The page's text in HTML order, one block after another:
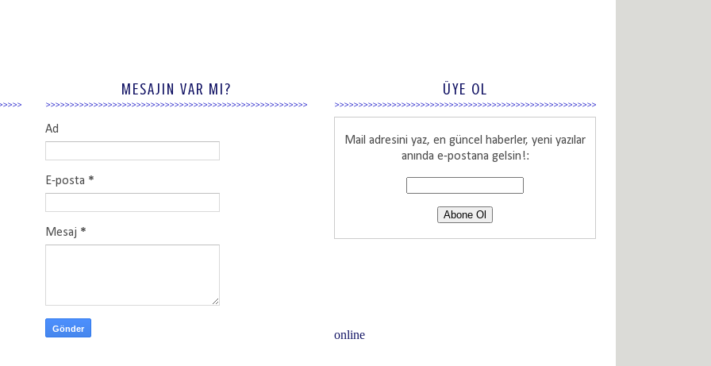
MESAJIN VAR MI?
Ad
E-posta *
Mesaj *
ÜYE OL
Mail adresini yaz, en güncel haberler, yeni yazılar
anında e-postana gelsin!:
online